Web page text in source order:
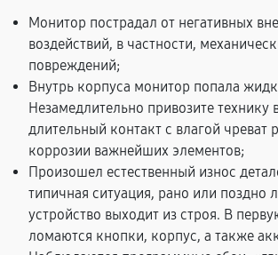
Монитор пострадал от негативных
воздействий, в частности,
повреждений;
Внутрь корпуса монитор попала
Незамедлительно привозите технику
длительный контакт с влагой чреват
коррозии важнейших элементов;
Произошел естественный износ
типичная ситуация, рано или поздно
устройство выходит из строя. В
ломаются кнопки, корпус, а также